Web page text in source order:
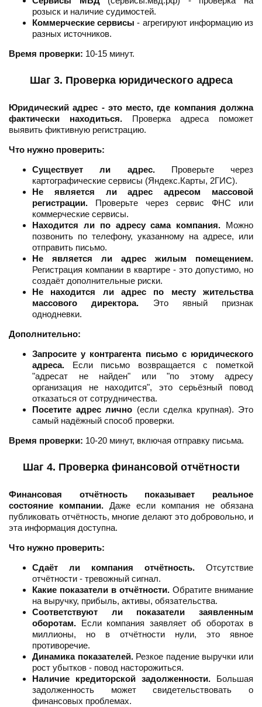
розыск и наличие судимостей.
Коммерческие сервисы - агрегируют информацию из
разных источников.
Время проверки: 10-15 минут.
Шаг 3. Проверка юридического адреса
Юридический адрес - это место, где компания должна
фактически находиться.Проверка адреса поможет
выявить фиктивную регистрацию.
Что нужно проверить:
Существует ли адрес.Проверьте через
картографические сервисы (Яндекс.Карты, 2ГИС).
Не является ли адрес адресом массовой
регистрации. Проверьте через сервис ФНС или
коммерческие сервисы.
Находится ли по адресу сама компания. Можно
позвонить по телефону, указанному на адресе, или
отправить письмо.
Не является ли адрес жилым помещением.
Регистрация компании в квартире - это допустимо, но
создаёт дополнительные риски.
Не находится ли адрес по месту жительства
массового директора. Это явный признак
однодневки.
Дополнительно:
Запросите у контрагента письмо с юридического
адреса. Если письмо возвращается с пометкой
"адресат не найден" или "по этому адресу
организация не находится", это серьёзный повод
отказаться от сотрудничества.
Посетите адрес лично (если сделка крупная). Это
самый надёжный способ проверки.
Время проверки: 10-20 минут, включая отправку письма.
Шаг 4. Проверка финансовой отчётности
Финансовая отчётность показывает реальное
состояние компании. Даже если компания не обязана
публиковать отчётность, многие делают это добровольно, и
эта информация доступна.
Что нужно проверить:
Сдаёт ли компания отчётность. Отсутствие
отчётности - тревожный сигнал.
Какие показатели в отчётности. Обратите внимание
на выручку, прибыль, активы, обязательства.
Соответствуют ли показатели заявленным
оборотам. Если компания заявляет об оборотах в
миллионы, но в отчётности нули, это явное
противоречие.
Динамика показателей.Резкое падение выручки или
рост убытков - повод насторожиться.
Наличие кредиторской задолженности. Большая
задолженность может свидетельствовать о
финансовых проблемах.